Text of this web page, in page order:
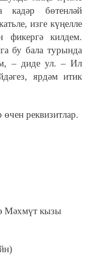
бөтенләй
изге күңелле
фикергә килдем.
бу бала турында
– диде ул. – Ил
ярдәм итик
өчен реквизитлар.
Мәхмүт кызы